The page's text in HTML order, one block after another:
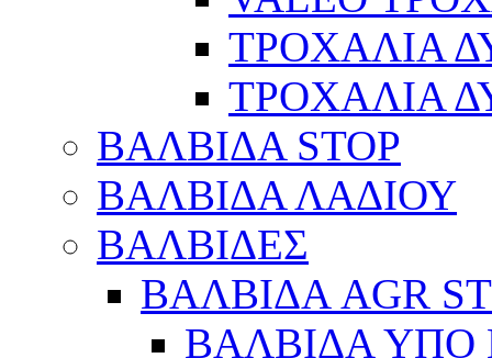
ΤΡΟΧΑΛΙΑ
ΤΡΟΧΑΛΙΑ
ΒΑΛΒΙΔΑ STOP
ΒΑΛΒΙΔΑ ΛΑΔΙΟΥ
ΒΑΛΒΙΔΕΣ
ΒΑΛΒΙΔΑ AGR
ΒΑΛΒΙΔΑ ΥΠΟ